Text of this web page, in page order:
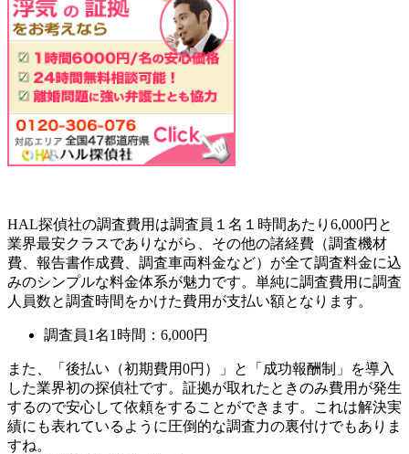
HAL探偵社の調査費用は調査員１名１時間あたり6,000円と
業界最安クラスでありながら、その他の諸経費（調査機材
費、報告書作成費、調査車両料金など）が全て調査料金に込
みのシンプルな料金体系が魅力です。単純に調査費用に調査
人員数と調査時間をかけた費用が支払い額となります。
調査員1名1時間： 6,000円
また、 「後払い（初期費用0円）」 と 「成功報酬制」
を導入
した業界初の探偵社です。証拠が取れたときのみ費用が発生
するので安心して依頼をすることができます。これは解決実
績にも表れているように圧倒的な調査力の裏付けでもありま
すね。